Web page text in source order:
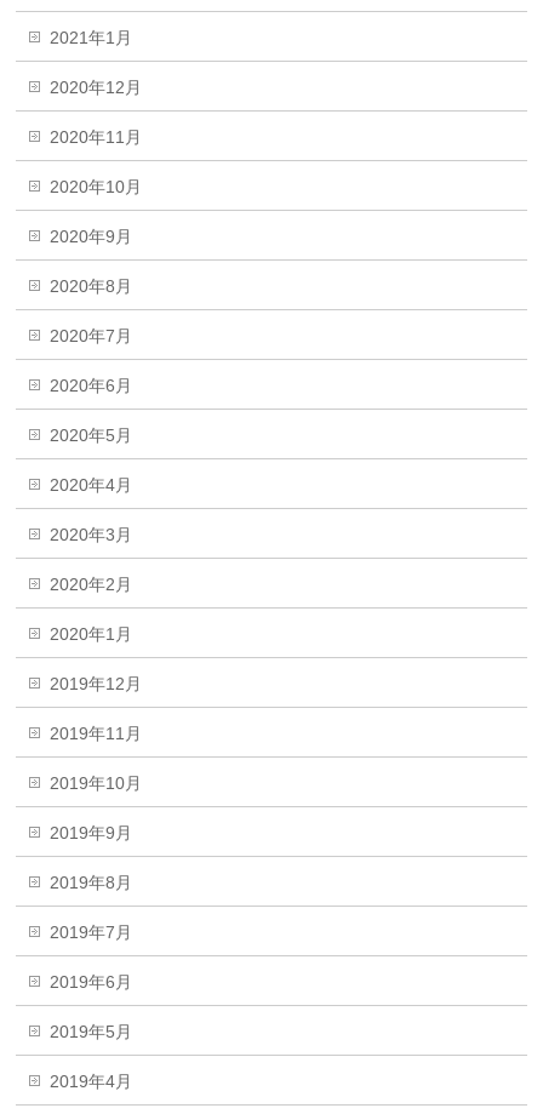
2021年1月
2020年12月
2020年11月
2020年10月
2020年9月
2020年8月
2020年7月
2020年6月
2020年5月
2020年4月
2020年3月
2020年2月
2020年1月
2019年12月
2019年11月
2019年10月
2019年9月
2019年8月
2019年7月
2019年6月
2019年5月
2019年4月